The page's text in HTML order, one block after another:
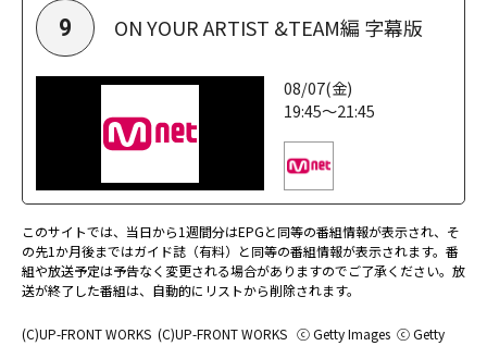
9 ON YOUR ARTIST &TEAM編 字幕版
08/07(金)
19:45～21:45
このサイトでは、当日から1週間分はEPGと同等の番組情報が表示され、そ
の先1か月後まではガイド誌（有料）と同等の番組情報が表示されます。番
組や放送予定は予告なく変更される場合がありますのでご了承ください。放
送が終了した番組は、自動的にリストから削除されます。
(C)UP-FRONT WORKS (C)UP-FRONT WORKS ⓒ Getty Images ⓒ Getty